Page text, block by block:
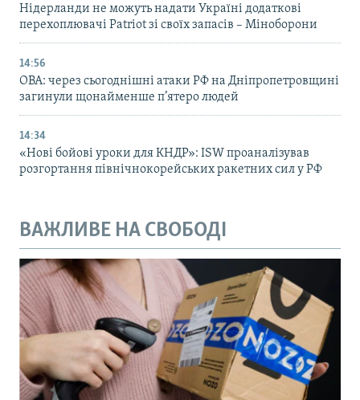
Нідерланди не можуть надати Україні додаткові
перехоплювачі Patriot зі своїх запасів – Міноборони
14:56
ОВА: через сьогоднішні атаки РФ на Дніпропетровщині
загинули щонайменше п’ятеро людей
14:34
«Нові бойові уроки для КНДР»: ISW проаналізував
розгортання північнокорейських ракетних сил у РФ
ВАЖЛИВЕ НА СВОБОДІ